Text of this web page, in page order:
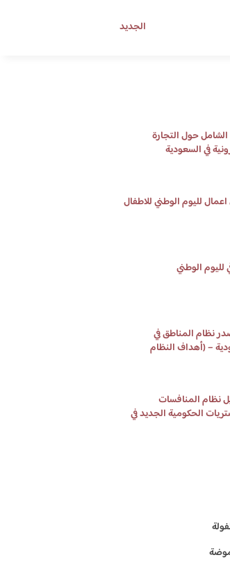
الجديد
حول التجارة
في السعودية
لليوم الوطني للاطفال
لليوم الوطني
نظام المناطق في
– (أهداف النظام
نظام المنافسات
الحكومية الجديد في